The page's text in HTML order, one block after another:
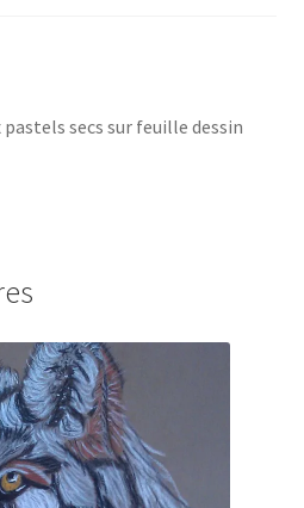
secs sur feuille dessin